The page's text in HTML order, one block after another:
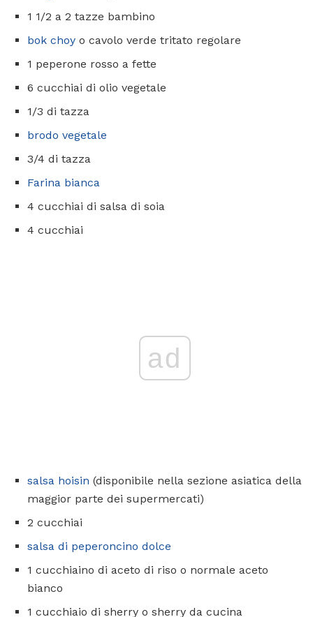
1 1/2 a 2 tazze bambino
bok choy o cavolo verde tritato regolare
1 peperone rosso a fette
6 cucchiai di olio vegetale
1/3 di tazza
brodo vegetale
3/4 di tazza
Farina bianca
4 cucchiai di salsa di soia
4 cucchiai
ad
salsa hoisin (disponibile nella sezione asiatica della
maggior parte dei supermercati)
2 cucchiai
salsa di peperoncino dolce
1 cucchiaino di aceto di riso o normale aceto
bianco
1 cucchiaio di sherry o sherry da cucina